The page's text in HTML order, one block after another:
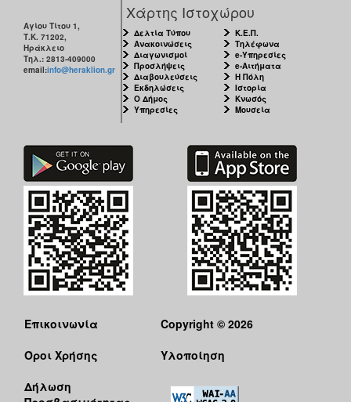
ΗΡΑΚΛΕΙΟ
ΓΙΑ...Αγίου Τίτου 1,
Τ.Κ. 71202,
Ηράκλειο
Τηλ.: 2813-409000
email:info@heraklion.gr
Χάρτης Ιστοχώρου
Δελτία Τύπου
Ανακοινώσεις
Διαγωνισμοί
Προσλήψεις
Διαβουλεύσεις
Εκδηλώσεις
Ο Δήμος
Υπηρεσίες
Κ.Ε.Π.
Τηλέφωνα
e-Υπηρεσίες
e-Αιτήματα
Η Πόλη
Ιστορία
Κνωσός
Μουσεία
Επικοινωνία
Όροι Χρήσης
Δήλωση
Copyright © 2026
Υλοποίηση